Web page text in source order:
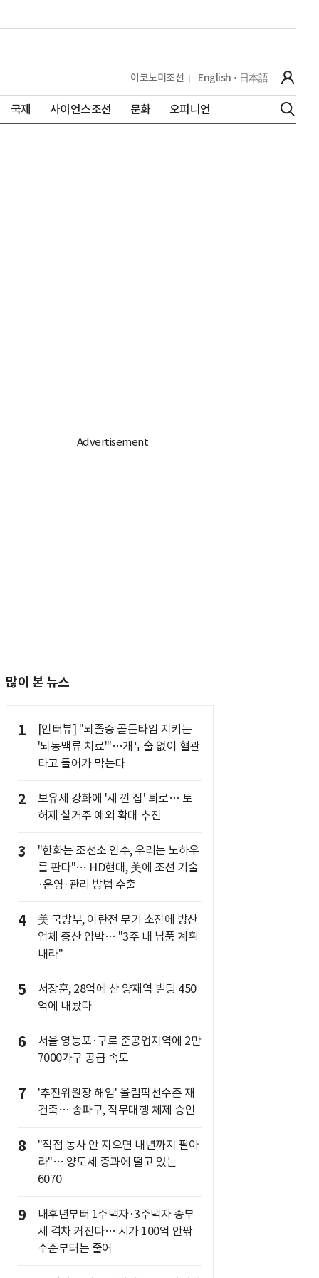
이코노미조선 English 日本語
국제 사이언스조선 문화 오피니언
많이 본 뉴스
1
[인터뷰] "뇌졸중 골든타임 지키는
'뇌동맥류 치료'"…개두술 없이 혈관
타고 들어가 막는다
2
보유세 강화에 '세 낀 집' 퇴로… 토
허제 실거주 예외 확대 추진
3
"한화는 조선소 인수, 우리는 노하우
를 판다"… HD현대, 美에 조선 기술
·운영·관리 방법 수출
4
美 국방부, 이란전 무기 소진에 방산
업체 증산 압박… "3주 내 납품 계획
내라"
5
서장훈, 28억에 산 양재역 빌딩 450
억에 내놨다
6
서울 영등포·구로 준공업지역에 2만
7000가구 공급 속도
7
'추진위원장 해임' 올림픽선수촌 재
건축… 송파구, 직무대행 체제 승인
8
"직접 농사 안 지으면 내년까지 팔아
라"… 양도세 중과에 떨고 있는
6070
9
내후년부터 1주택자·3주택자 종부
세 격차 커진다… 시가 100억 안팎
수준부터는 줄어